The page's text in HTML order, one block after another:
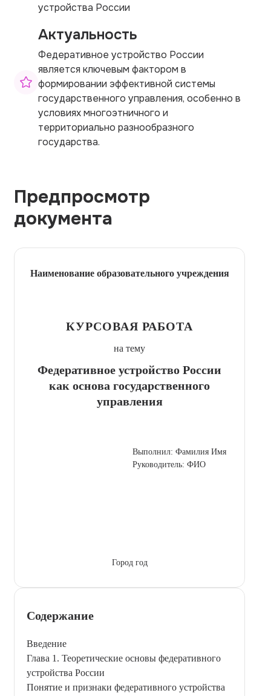
устройства России
Актуальность
Федеративное устройство России
является ключевым фактором в
формировании эффективной системы
государственного управления, особенно в
условиях многоэтничного и
территориально разнообразного
государства.
Предпросмотр
документа
Наименование образовательного учреждения
КУРСОВАЯ РАБОТА
на тему
Федеративное устройство России
как основа государственного
управления
Выполнил: Фамилия Имя
Руководитель: ФИО
Город год
Содержание
Введение
Глава 1. Теоретические основы федеративного
устройства России
Понятие и признаки федеративного устройства